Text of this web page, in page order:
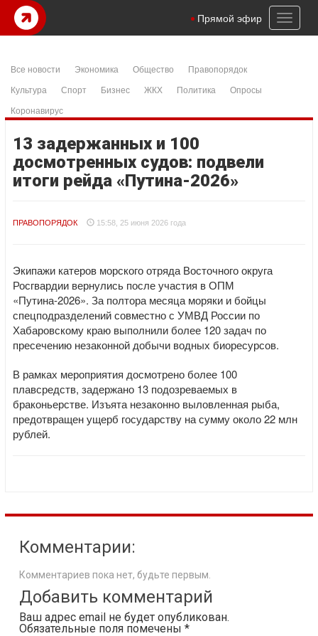
Toggle
Прямой эфир
Все новости Экономика Общество
Правопорядок
Культура
Спорт Бизнес ЖКХ Политика
Опросы
Коронавирус
13 задержанных и 100
досмотренных судов: подвели
итоги рейда «Путина-2026»
ПРАВОПОРЯДОК 15:58, 25 июня 2026 года
Экипажи катеров морского отряда Восточного округа
Росгвардии вернулись после участия в ОПМ
«Путина-2026». За полтора месяца моряки и бойцы
спецподразделений совместно с УМВД России по
Хабаровскому краю выполнили более 120 задач по
пресечению незаконной добычи водных биоресурсов.
В рамках мероприятия досмотрено более 100
плавсредств, задержано 13 подозреваемых в
браконьерстве. Изъята незаконно выловленная рыба,
предотвращен ущерб государству на сумму около 22 млн
рублей.
Комментарии:
Комментариев пока нет, будьте первым.
Добавить комментарий
Ваш адрес email не будет опубликован.
Обязательные поля помечены *